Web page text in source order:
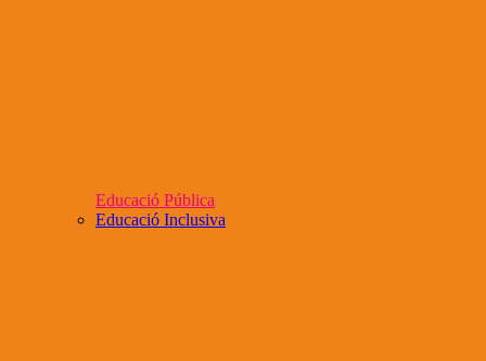
Educació Pública
Educació Inclusiva